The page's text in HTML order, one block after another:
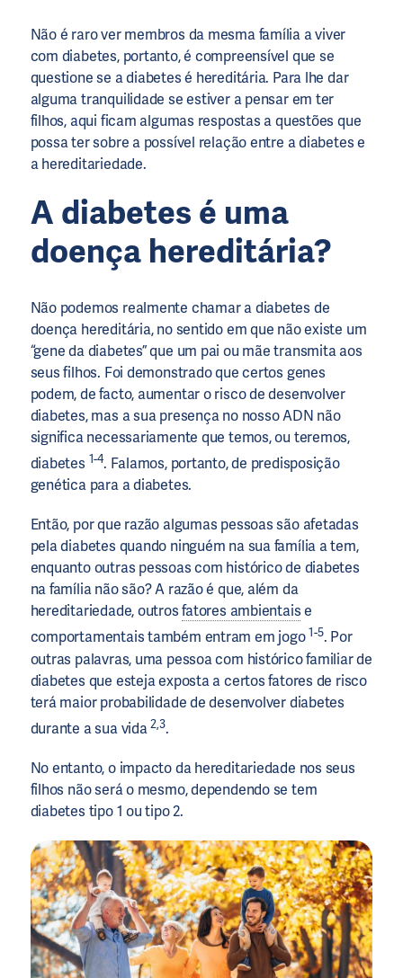
Não é raro ver membros da mesma família a viver
com diabetes, portanto, é compreensível que se
questione se a diabetes é hereditária. Para lhe dar
alguma tranquilidade se estiver a pensar em ter
filhos, aqui ficam algumas respostas a questões que
possa ter sobre a possível relação entre a diabetes e
a hereditariedade.
A diabetes é uma
doença hereditária?
Não podemos realmente chamar a diabetes de
doença hereditária, no sentido em que não existe um
“gene da diabetes” que um pai ou mãe transmita aos
seus filhos. Foi demonstrado que certos genes
podem, de facto, aumentar o risco de desenvolver
diabetes, mas a sua presença no nosso ADN não
significa necessariamente que temos, ou teremos,
diabetes 1-4. Falamos, portanto, de predisposição
genética para a diabetes.
Então, por que razão algumas pessoas são afetadas
pela diabetes quando ninguém na sua família a tem,
enquanto outras pessoas com histórico de diabetes
na família não são? A razão é que, além da
hereditariedade, outrosfatores ambientaise
comportamentais também entram em jogo1-5. Por
outras palavras, uma pessoa com histórico familiar de
diabetes que esteja exposta a certos fatores de risco
terá maior probabilidade de desenvolver diabetes
durante a sua vida2,3.
No entanto, o impacto da hereditariedade nos seus
filhos não será o mesmo, dependendo se tem
diabetes tipo 1 ou tipo 2.